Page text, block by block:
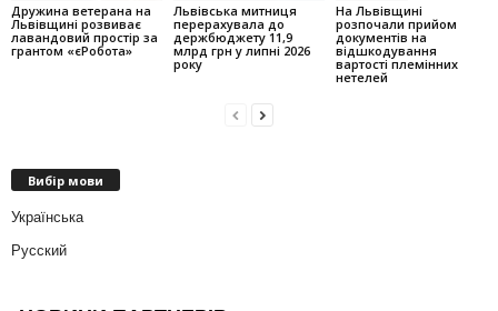
Дружина ветерана на
Львівщині розвиває
лавандовий простір за
грантом «єРобота»
Львівська митниця
перерахувала до
держбюджету 11,9
млрд грн у липні 2026
року
На Львівщині
розпочали прийом
документів на
відшкодування
вартості племінних
нетелей
Вибір мови
Українська
Русский